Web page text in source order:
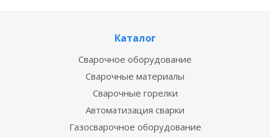
Каталог
Сварочное оборудование
Сварочные материалы
Сварочные горелки
Автоматизация сварки
Газосварочное оборудование